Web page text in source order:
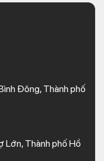
Đông, Thành phố
Lớn, Thành phố Hồ